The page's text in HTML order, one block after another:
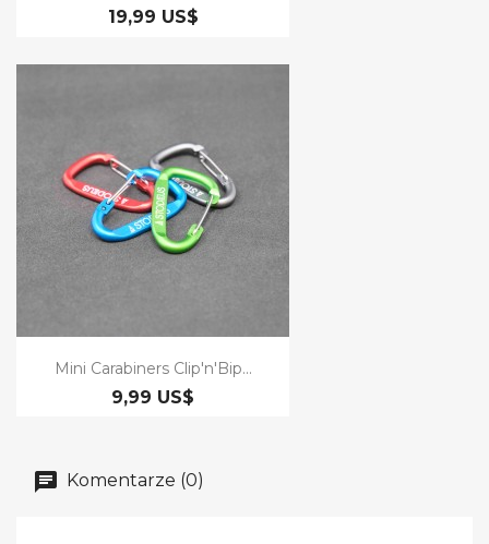
19,99 US$
Mini Carabiners Clip'n'Bip...
9,99 US$
Komentarze (0)